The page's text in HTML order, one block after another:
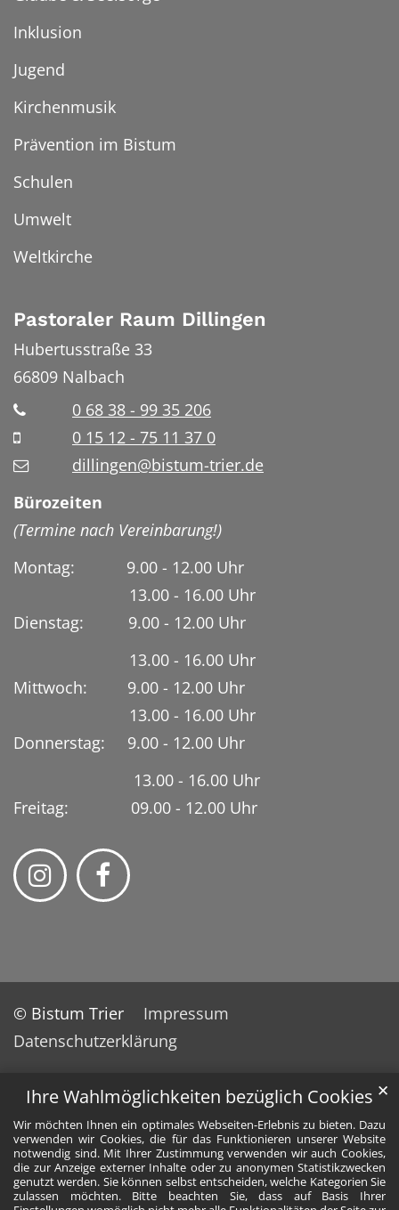
Ihre Wahlmöglichkeiten bezüglich Cookies
Wir möchten Ihnen ein optimales Webseiten-Erlebnis zu bieten. Dazu
verwenden wir Cookies, die für das Funktionieren unserer Website
notwendig sind. Mit Ihrer Zustimmung verwenden wir auch Cookies,
die zur Anzeige externer Inhalte oder zu anonymen Statistikzwecken
genutzt werden. Sie können selbst entscheiden, welche Kategorien Sie
zulassen möchten. Bitte beachten Sie, dass auf Basis Ihrer
✕
Inklusion
Jugend
Kirchenmusik
Prävention im Bistum
Schulen
Umwelt
Weltkirche
Pastoraler Raum Dillingen
Hubertusstraße 33
66809 Nalbach
0 68 38 - 99 35 206
0 15 12 - 75 11 37 0
dillingen@bistum-trier.de
Bürozeiten
(Termine nach Vereinbarung!)
Montag: 9.00 - 12.00 Uhr
13.00 - 16.00 Uhr
Dienstag:
9.00 - 12.00 Uhr
13.00 - 16.00 Uhr
Mittwoch: 9.00 - 12.00 Uhr
13.00 - 16.00 Uhr
Donnerstag: 9.00 - 12.00 Uhr
13.00 - 16.00 Uhr
Freitag: 09.00 - 12.00 Uhr
© Bistum Trier
Impressum
Datenschutzerklärung